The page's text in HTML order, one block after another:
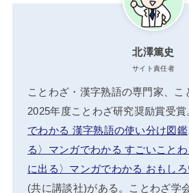
北澤篤史
サイト責任者
ことわざ・漢字熟語の専門家、こ
2025年度ことわざ研究奨励賞受賞
でわかる 漢字熟語の使い分け図鑑
る〉マンガでわかる すごいこと
に出る〉マンガでわかる おもし
(共に講談社)がある。ことわざ学